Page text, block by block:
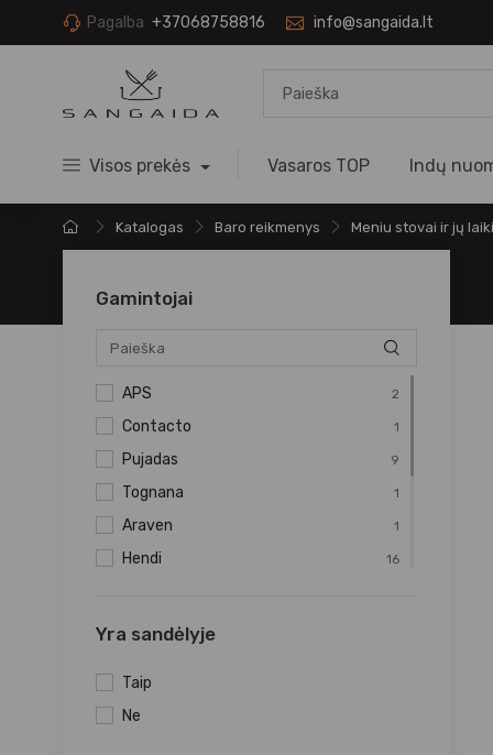
Pagalba +37068758816 info@sangaida.lt
Visos prekės Vasaros TOP Indų
Katalogas Baro reikmenys Meniu stovai ir jų
Gamintojai
APS 2
Contacto 1
Pujadas 9
Tognana 1
Araven 1
Hendi 16
GenWare
Kiti tiekėjai
Fine Dining Living
Yra sandėlyje
Taip
Ne